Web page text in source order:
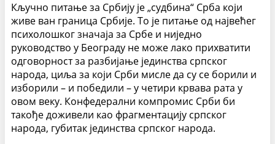
Кључно питање за Србију је „судбина“ Срба који
живе ван граница Србије. То је питање од највећег
психолошког значаја за Србе и ниједно
руководство у Београду не може лако прихватити
одговорност за разбијање јединства српског
народа, циља за који Срби мисле да су се борили и
изборили – и победили – у четири крвава рата у
овом веку. Конфедерални компромис Срби би
такође доживели као фрагментацију српског
народа, губитак јединства српског народа.